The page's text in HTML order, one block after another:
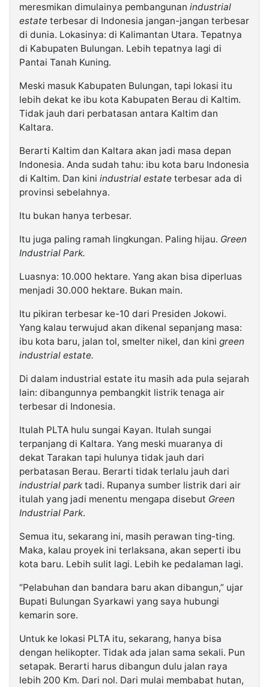
meresmikan dimulainya pembangunan industrial
estate terbesar di Indonesia jangan-jangan terbesar
di dunia. Lokasinya: di Kalimantan Utara. Tepatnya
di Kabupaten Bulungan. Lebih tepatnya lagi di
Pantai Tanah Kuning.
Meski masuk Kabupaten Bulungan, tapi lokasi itu
lebih dekat ke ibu kota Kabupaten Berau di Kaltim.
Tidak jauh dari perbatasan antara Kaltim dan
Kaltara.
Berarti Kaltim dan Kaltara akan jadi masa depan
Indonesia. Anda sudah tahu: ibu kota baru Indonesia
di Kaltim. Dan kini industrial estate terbesar ada di
provinsi sebelahnya.
Itu bukan hanya terbesar.
Itu juga paling ramah lingkungan. Paling hijau. Green
Industrial Park.
Luasnya: 10.000 hektare. Yang akan bisa diperluas
menjadi 30.000 hektare. Bukan main.
Itu pikiran terbesar ke-10 dari Presiden Jokowi.
Yang kalau terwujud akan dikenal sepanjang masa:
ibu kota baru, jalan tol, smelter nikel, dan kini green
industrial estate.
Di dalam industrial estate itu masih ada pula sejarah
lain: dibangunnya pembangkit listrik tenaga air
terbesar di Indonesia.
Itulah PLTA hulu sungai Kayan. Itulah sungai
terpanjang di Kaltara. Yang meski muaranya di
dekat Tarakan tapi hulunya tidak jauh dari
perbatasan Berau. Berarti tidak terlalu jauh dari
industrial parktadi. Rupanya sumber listrik dari air
itulah yang jadi menentu mengapa disebut Green
Industrial Park.
Semua itu, sekarang ini, masih perawan ting-ting.
Maka, kalau proyek ini terlaksana, akan seperti ibu
kota baru. Lebih sulit lagi. Lebih ke pedalaman lagi.
“Pelabuhan dan bandara baru akan dibangun,” ujar
Bupati Bulungan Syarkawi yang saya hubungi
kemarin sore.
Untuk ke lokasi PLTA itu, sekarang, hanya bisa
dengan helikopter. Tidak ada jalan sama sekali. Pun
setapak. Berarti harus dibangun dulu jalan raya
lebih 200 Km. Dari nol. Dari mulai membabat hutan,